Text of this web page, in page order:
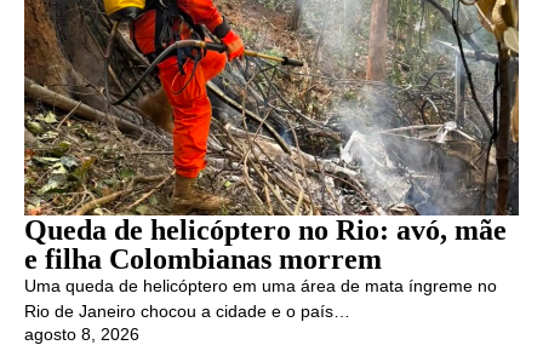
Queda de helicóptero no Rio: avó, mãe
e filha Colombianas morrem
Uma queda de helicóptero em uma área de mata íngreme no
Rio de Janeiro chocou a cidade e o país…
agosto 8, 2026